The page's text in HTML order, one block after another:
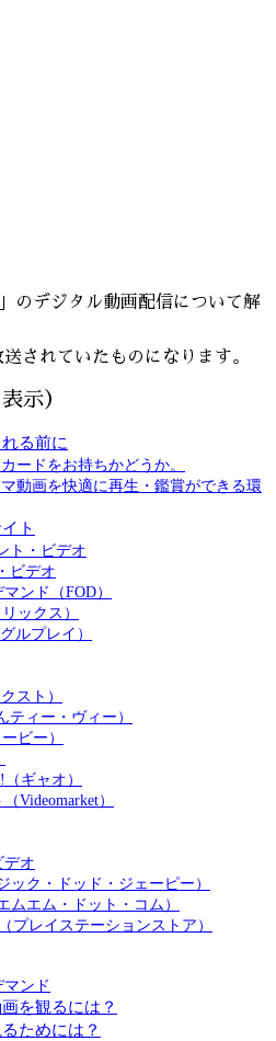
のデジタル動画配信について解
されていたものになります。
示）
る前に
ードをお持ちかどうか。
動画を快適に再生・鑑賞ができる環
ト
ト・ビデオ
ビデオ
ンド（FOD）
ックス）
ルプレイ）
スト）
ィー・ヴィー）
ビー）
ギャオ）
Videomarket）
デオ
ック・ドッド・ジェーピー）
ムエム・ドット・コム）
プレイステーションストア）
ンド
を観るには？
ためには？